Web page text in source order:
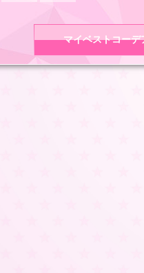
マイベストコーデ
JASRAC許諾番号